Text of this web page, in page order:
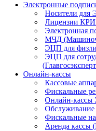
Электронные
Носители для
Лицензии
Электронная
МЧД
ЭЦП для
ЭЦП для
Онлайн-кассы
Кассовые
Фискальные
Онлайн-кассы
Обслуживание
Фискальные
Аренда кассы